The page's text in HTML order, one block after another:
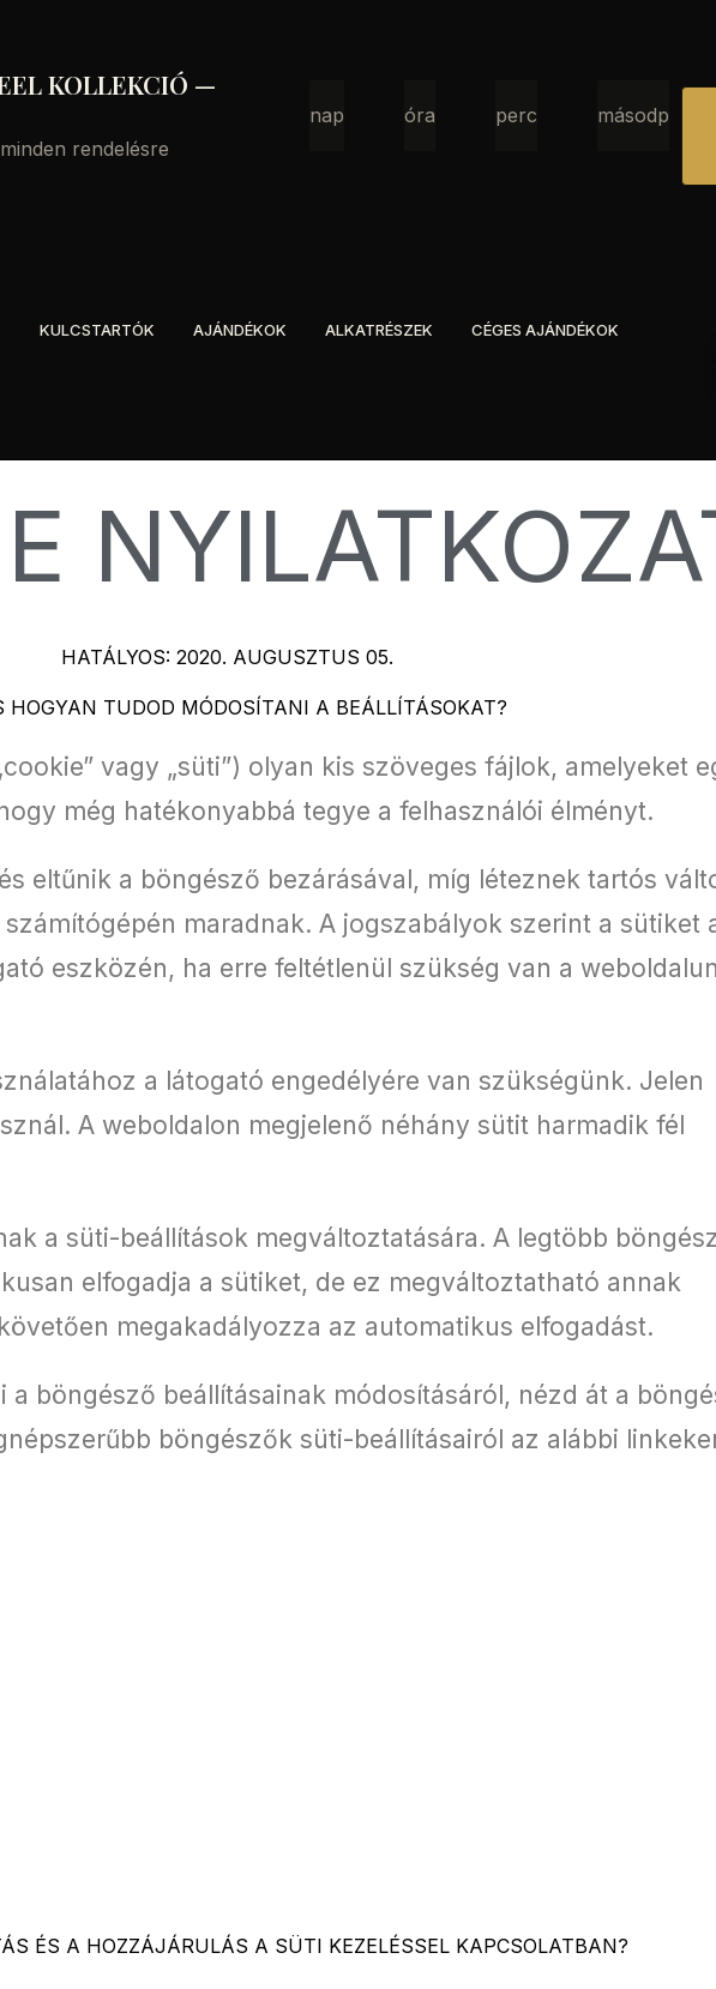
KOLLEKCIÓ —
rendelésre
nap óra perc másodperc
KULCSTARTÓK AJÁNDÉKOK ALKATRÉSZEK CÉGES AJÁNDÉKOK
HATÁLYOS: 2020. AUGUSZTUS 05.
TUDOD MÓDOSÍTANI A BEÁLLÍTÁSOKAT?
vagy „süti”) olyan kis szöveges fájlok, amelyeket
még hatékonyabbá tegye a felhasználói élményt.
eltűnik a böngésző bezárásával, míg léteznek tartós
maradnak. A jogszabályok szerint a sütiket
eszközén, ha erre feltétlenül szükség van a
a látogató engedélyére van szükségünk. Jelen
A weboldalon megjelenő néhány sütit harmadik fél
a süti-beállítások megváltoztatására. A legtöbb
elfogadja a sütiket, de ez megváltoztatható annak
megakadályozza az automatikus elfogadást.
böngésző beállításainak módosításáról, nézd át a
böngészők süti-beállításairól az alábbi
ÉS A HOZZÁJÁRULÁS A SÜTI KEZELÉSSEL KAPCSOLATBAN?